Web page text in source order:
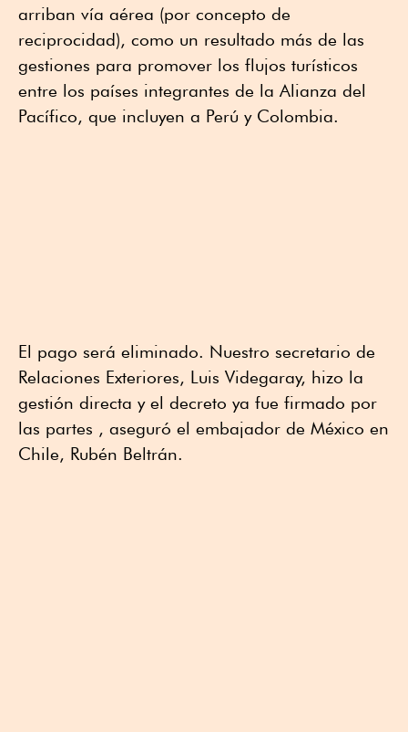
arriban vía aérea (por concepto de
reciprocidad), como un resultado más de las
gestiones para promover los flujos turísticos
entre los países integrantes de la Alianza del
Pacífico, que incluyen a Perú y Colombia.
El pago será eliminado. Nuestro secretario de
Relaciones Exteriores, Luis Videgaray, hizo la
gestión directa y el decreto ya fue firmado por
las partes , aseguró el embajador de México en
Chile, Rubén Beltrán.